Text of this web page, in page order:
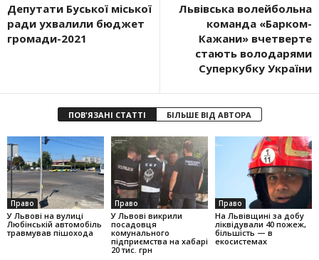
Депутати Буської міської
ради ухвалили бюджет
громади-2021
Львівська волейбольна
команда «Барком-
Кажани» вчетверте
стають володарями
Суперкубку України
ПОВ'ЯЗАНІ СТАТТІ БІЛЬШЕ ВІД АВТОРА
Право
У Львові на вулиці
Любінській автомобіль
травмував пішохода
Право
У Львові викрили
посадовця
комунального
підприємства на хабарі
20 тис. грн
Право
На Львівщині за добу
ліквідували 40 пожеж,
більшість — в
екосистемах